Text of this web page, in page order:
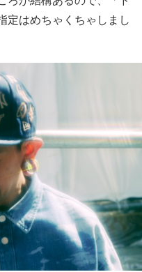
定はめちゃくちゃしまし